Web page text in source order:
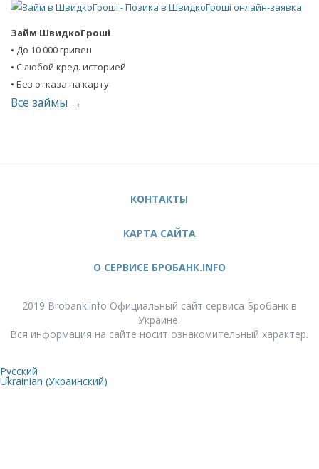
Займ ШвидкоГроші
• До 10 000 гривен
• С любой кред. историей
• Без отказа на карту
Все займы →
2019 Brobank.info Официальный сайт сервиса Бробанк в
Украине.
Вся информация на сайте носит ознакомительный характер.
КОНТАКТЫ
КАРТА САЙТА
О СЕРВИСЕ БРОБАНК.INFO
Русский
Ukrainian (Украинский)